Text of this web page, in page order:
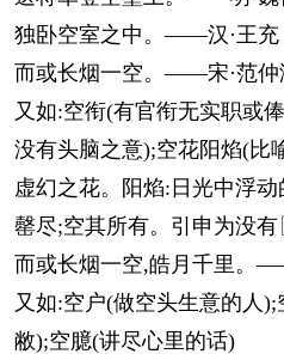
独卧空室之中。——汉·王充
而或长烟一空。——宋·范仲
又如:空衔(有官衔无实职或
没有头脑之意);空花阳焰(比
虚幻之花。阳焰:日光中浮动
罄尽;空其所有。引申为没有
而或长烟一空,皓月千里。
又如:空户(做空头生意的人
敝);空臆(讲尽心里的话)